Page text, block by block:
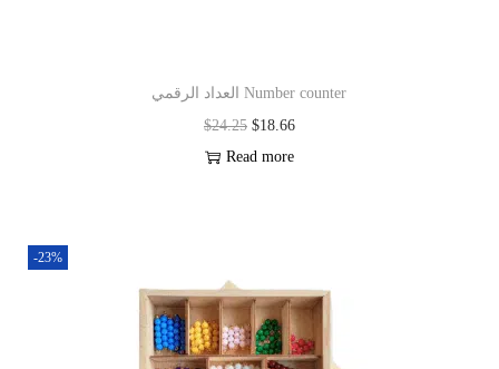
العداد الرقمي Number counter
$24.25 $18.66
Read more
-23%